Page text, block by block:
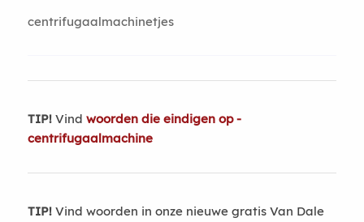
centrifugaalmachinetjes
TIP!Vind woorden die eindigen op -
centrifugaalmachine
TIP!Vind woorden in onze nieuwe gratis Van Dale